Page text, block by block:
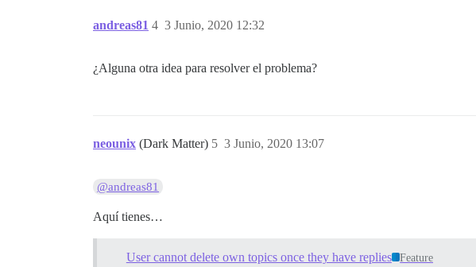
andreas81 3 Junio, 2020 12:32
4
¿Alguna otra idea para resolver el problema?
neounix (Dark Matter) 3 Junio, 2020 13:07
5
@andreas81
Aquí tienes…
User cannot delete own topics once they have replies Feature